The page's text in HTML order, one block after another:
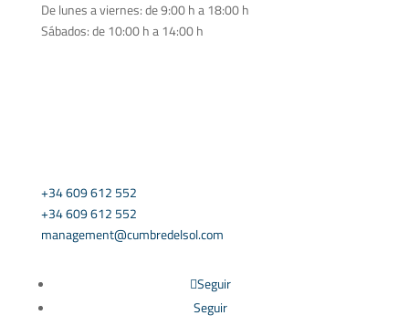
De lunes a viernes: de 9:00 h a 18:00 h
Sábados: de 10:00 h a 14:00 h
+34 609 612 552
+34 609 612 552
management@cumbredelsol.com
Seguir
Seguir